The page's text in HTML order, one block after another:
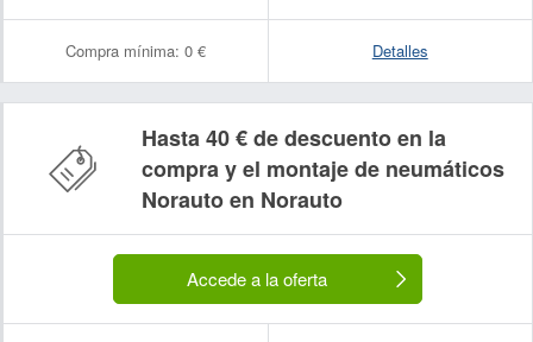
Compra mínima: 0 € Detalles
Hasta 40 € de descuento en la
compra y el montaje de neumáticos
Norauto en Norauto
Accede a la oferta